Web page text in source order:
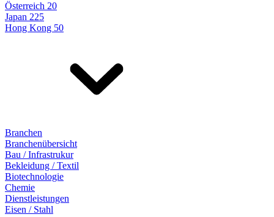
Österreich 20
Japan 225
Hong Kong 50
Branchen
Branchenübersicht
Bau / Infrastrukur
Bekleidung / Textil
Biotechnologie
Chemie
Dienstleistungen
Eisen / Stahl